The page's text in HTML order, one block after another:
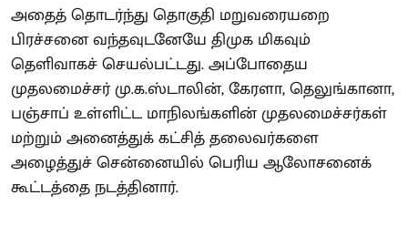
அதைத் தொடர்ந்து தொகுதி மறுவரையறை
பிரச்சனை வந்தவுடனேயே திமுக மிகவும்
தெளிவாகச் செயல்பட்டது. அப்போதைய
முதலமைச்சர் மு.க.ஸ்டாலின், கேரளா, தெலுங்கானா,
பஞ்சாப் உள்ளிட்ட மாநிலங்களின் முதலமைச்சர்கள்
மற்றும் அனைத்துக் கட்சித் தலைவர்களை
அழைத்துச் சென்னையில் பெரிய ஆலோசனைக்
கூட்டத்தை நடத்தினார்.